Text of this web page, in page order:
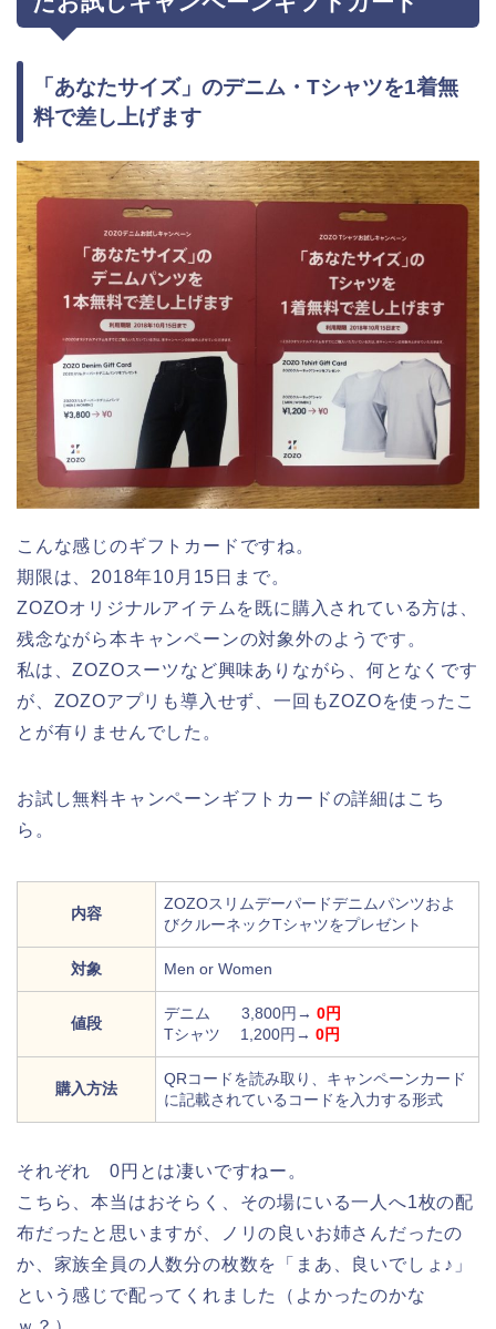
「あなたサイズ」のデニム・Tシャツを1着無
料で差し上げます
こんな感じのギフトカードですね。
期限は、2018年10月15日まで。
ZOZOオリジナルアイテムを既に購入されている方は、
残念ながら本キャンペーンの対象外のようです。
私は、ZOZOスーツなど興味ありながら、何となくです
が、ZOZOアプリも導入せず、一回もZOZOを使ったこ
とが有りませんでした。
お試し無料キャンペーンギフトカードの詳細はこち
ら。
内容
ZOZOスリムデーパードデニムパンツおよ
びクルーネックTシャツをプレゼント
対象 Men or Women
値段
デニム 3,800円→ 0円
Tシャツ 1,200円→ 0円
購入方法
QRコードを読み取り、キャンペーンカード
に記載されているコードを入力する形式
それぞれ 0円とは凄いですねー。
こちら、本当はおそらく、その場にいる一人へ1枚の配
布だったと思いますが、ノリの良いお姉さんだったの
か、家族全員の人数分の枚数を「まあ、良いでしょ♪」
という感じで配ってくれました（よかったのかな